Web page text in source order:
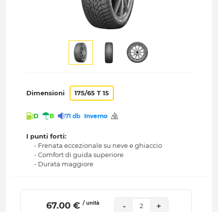
Dimensioni 175/65 T 15
D B 71 db Inverno
I punti forti:
- Frenata eccezionale su neve e ghiaccio
- Comfort di guida superiore
- Durata maggiore
67.00 € / unità - 2 +